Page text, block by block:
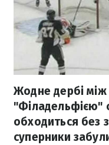
Жодне дербі між
"Філадельфією"
обходиться без
суперники